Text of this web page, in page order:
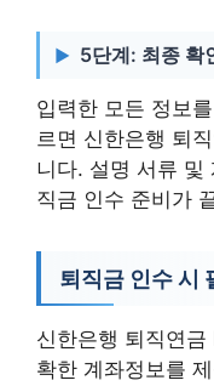
5단계: 최종 확
입력한 모든 정보
르면 신한은행 퇴
니다. 설명 서류 및
직금 인수 준비가
퇴직금 인수 시
신한은행 퇴직연금
확한 계좌정보를